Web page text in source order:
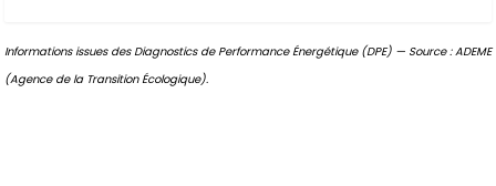
Informations issues des Diagnostics de Performance Énergétique (DPE) — Source : ADEME
(Agence de la Transition Écologique).